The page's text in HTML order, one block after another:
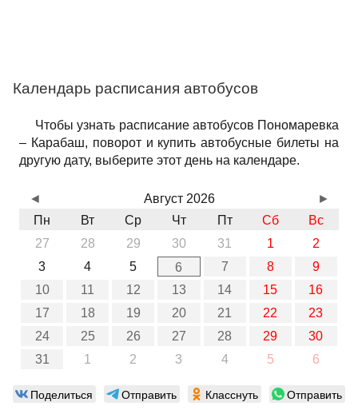
Календарь расписания автобусов
Чтобы узнать расписание автобусов Пономаревка
– Карабаш, поворот и купить автобусные билеты на
другую дату, выберите этот день на календаре.
Август 2026
Пн
Вт Ср Чт Пт Сб
Вс
27
28 29 30 31 1
2
3
4 5 6 7 8
9
10
11 12 13 14 15
16
17
18 19 20 21 22
23
24
25 26 27 28 29
30
31
1 2 3 4 5 6
◄ ►
Поделиться Отправить Класснуть
Отправить